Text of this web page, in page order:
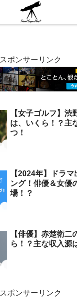
スポンサーリンク
【女子ゴルフ】渋
は、いくら！？主
つ！
【2024年】ドラ
ング！俳優＆女優
場！？
【俳優】赤楚衛二
ら！？主な収入源
スポンサーリンク